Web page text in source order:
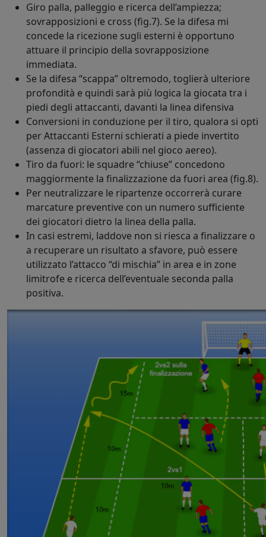
Giro palla, palleggio e ricerca dell’ampiezza;
sovrapposizioni e cross (fig.7). Se la difesa mi
concede la ricezione sugli esterni è opportuno
attuare il principio della sovrapposizione
immediata.
Se la difesa “scappa” oltremodo, toglierà ulteriore
profondità e quindi sarà più logica la giocata tra i
piedi degli attaccanti, davanti la linea difensiva
Conversioni in conduzione per il tiro, qualora si opti
per Attaccanti Esterni schierati a piede invertito
(assenza di giocatori abili nel gioco aereo).
Tiro da fuori: le squadre “chiuse” concedono
maggiormente la finalizzazione da fuori area (fig.8).
Per neutralizzare le ripartenze occorrerà curare
marcature preventive con un numero sufficiente
dei giocatori dietro la linea della palla.
In casi estremi, laddove non si riesca a finalizzare o
a recuperare un risultato a sfavore, può essere
utilizzato l’attacco “di mischia” in area e in zone
limitrofe e ricerca dell’eventuale seconda palla
positiva.